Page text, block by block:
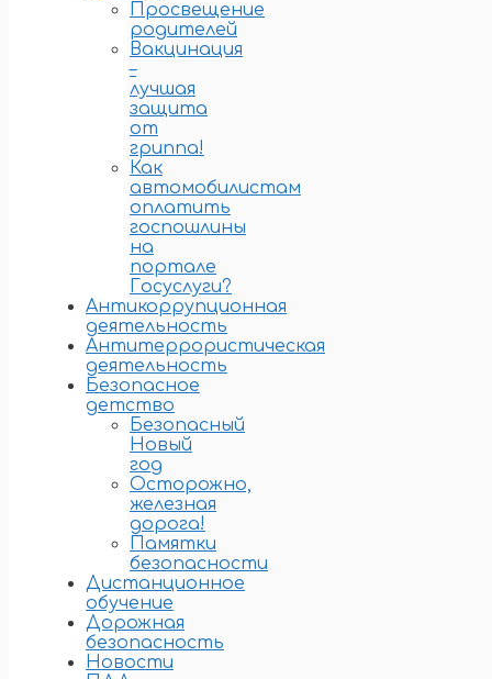
Просвещение
родителей
Вакцинация
–
лучшая
защита
от
гриппа!
Как
автомобилистам
оплатить
госпошлины
на
портале
Госуслуги?
Антикоррупционная
деятельность
Антитеррористическая
деятельность
Безопасное
детство
Безопасный
Новый
год
Осторожно,
железная
дорога!
Памятки
безопасности
Дистанционное
обучение
Дорожная
безопасность
Новости